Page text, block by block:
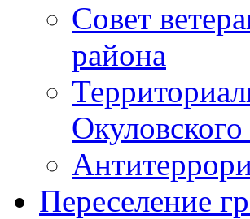
Совет
района
Переселение